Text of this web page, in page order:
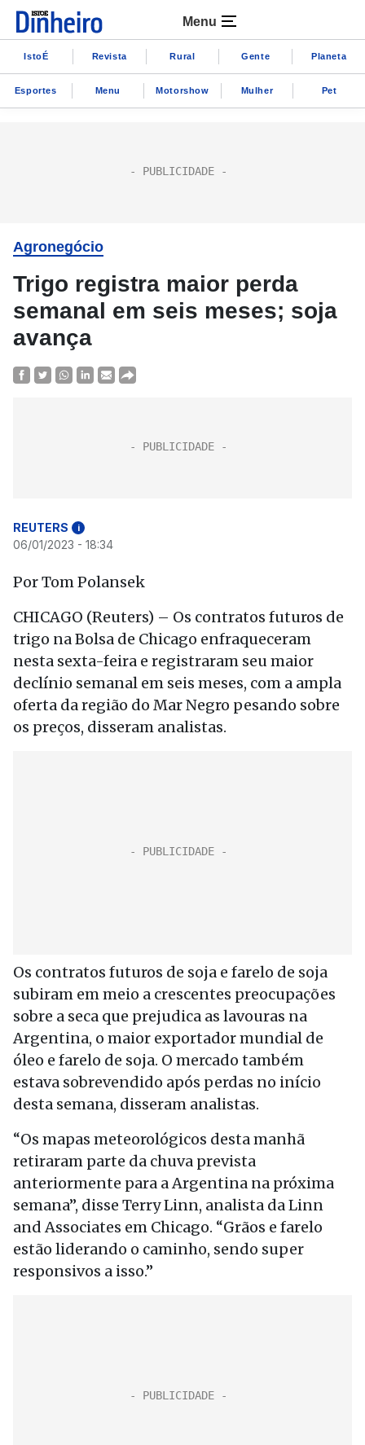
Menu
IstoÉ Revista Rural Gente Planeta
Esportes Menu Motorshow Mulher Pet
Agronegócio
Trigo registra maior perda
semanal em seis meses; soja
avança
REUTERS i
06/01/2023 - 18:34
Por Tom Polansek
CHICAGO (Reuters) – Os contratos futuros de
trigo na Bolsa de Chicago enfraqueceram
nesta sexta-feira e registraram seu maior
declínio semanal em seis meses, com a ampla
oferta da região do Mar Negro pesando sobre
os preços, disseram analistas.
Os contratos futuros de soja e farelo de soja
subiram em meio a crescentes preocupações
sobre a seca que prejudica as lavouras na
Argentina, o maior exportador mundial de
óleo e farelo de soja. O mercado também
estava sobrevendido após perdas no início
desta semana, disseram analistas.
“Os mapas meteorológicos desta manhã
retiraram parte da chuva prevista
anteriormente para a Argentina na próxima
semana”, disse Terry Linn, analista da Linn
and Associates em Chicago. “Grãos e farelo
estão liderando o caminho, sendo super
responsivos a isso.”